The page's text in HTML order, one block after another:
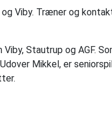
Viby. Træner og
Stautrup og AGF.
Mikkel, er